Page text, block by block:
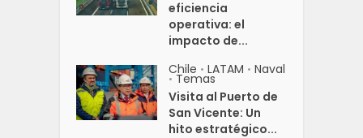
eficiencia
operativa: el
impacto de...
Chile • LATAM • Naval
• Temas
Visita al Puerto de
San Vicente: Un
hito estratégico...